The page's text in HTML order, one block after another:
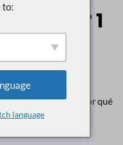
n.º 1
para
en nosotros, ¿por qué
to:
language